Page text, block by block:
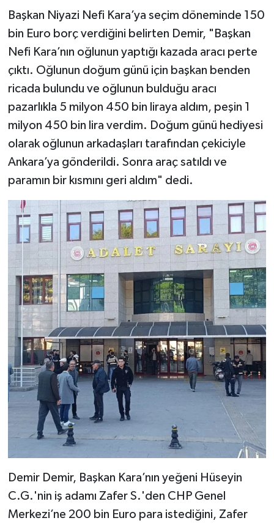
Başkan Niyazi Nefi Kara’ya seçim döneminde 150
bin Euro borç verdiğini belirten Demir, "Başkan
Nefi Kara’nın oğlunun yaptığı kazada aracı perte
çıktı. Oğlunun doğum günü için başkan benden
ricada bulundu ve oğlunun bulduğu aracı
pazarlıkla 5 milyon 450 bin liraya aldım, peşin 1
milyon 450 bin lira verdim. Doğum günü hediyesi
olarak oğlunun arkadaşları tarafından çekiciyle
Ankara’ya gönderildi. Sonra araç satıldı ve
paramın bir kısmını geri aldım" dedi.
Demir Demir, Başkan Kara’nın yeğeni Hüseyin
C.G.'nin iş adamı Zafer S.'den CHP Genel
Merkezi’ne 200 bin Euro para istediğini, Zafer